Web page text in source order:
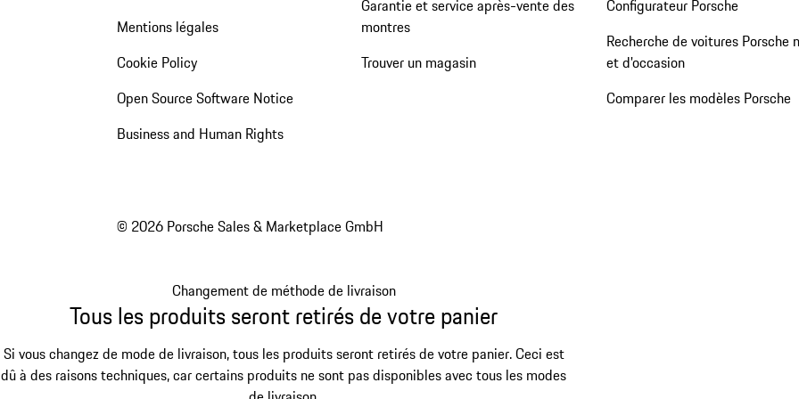
Mentions légales
Cookie Policy
Open Source Software Notice
Business and Human Rights
Garantie et service après-vente des
montres
Trouver un magasin
Configurateur Porsche
Recherche de voitures Porsche
et d'occasion
Comparer les modèles Porsche
© 2026 Porsche Sales & Marketplace GmbH
Changement de méthode de livraison
Tous les produits seront retirés de votre panier
Si vous changez de mode de livraison, tous les produits seront retirés de votre panier. Ceci est
dû à des raisons techniques, car certains produits ne sont pas disponibles avec tous les modes